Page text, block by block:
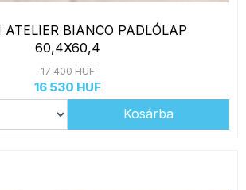
ATELIER BIANCO PADLÓLAP
60,4X60,4
17 400 HUF
16 530 HUF
Kosárba